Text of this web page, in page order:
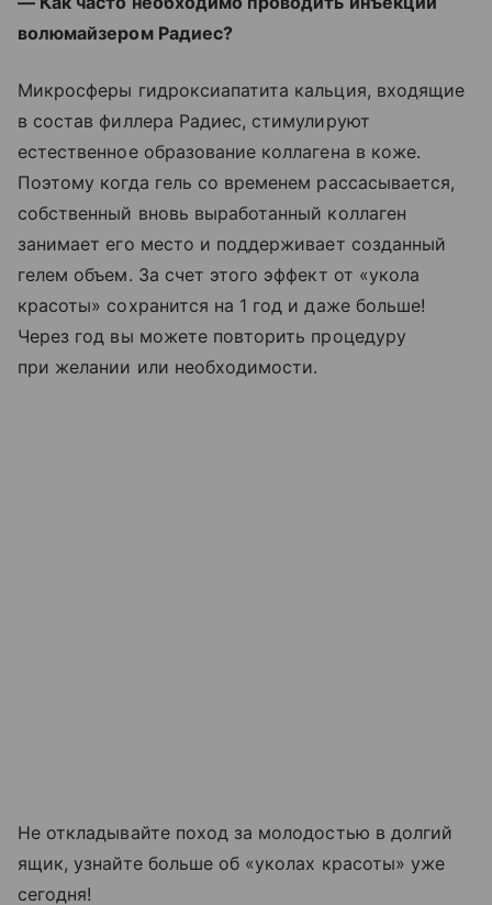
волюмайзером Радиес?
Микросферы гидроксиапатита кальция, входящие
в состав филлера Радиес, стимулируют
естественное образование коллагена в коже.
Поэтому когда гель со временем рассасывается,
собственный вновь выработанный коллаген
занимает его место и поддерживает созданный
гелем объем. За счет этого эффект от «укола
красоты» сохранится на 1 год и даже больше!
Через год вы можете повторить процедуру
при желании или необходимости.
Не откладывайте поход за молодостью в долгий
ящик, узнайте больше об «уколах красоты» уже
сегодня!